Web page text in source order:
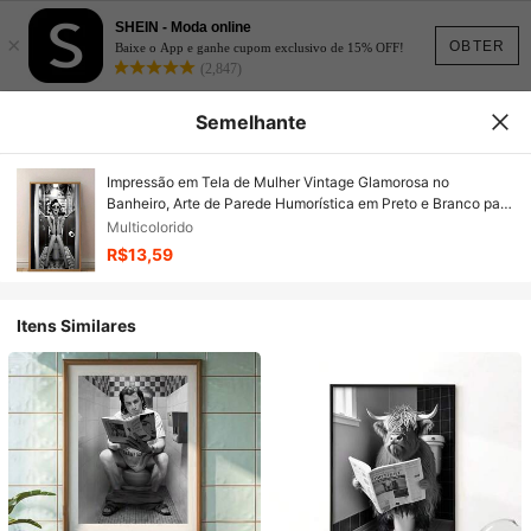
OBTER
×
SHEIN - Moda online
Baixe o App e ganhe cupom exclusivo de 15% OFF!
(2,847)
Semelhante
Impressão em Tela de Mulher Vintage Glamorosa no
Banheiro, Arte de Parede Humorística em Preto e Branco para
Decoração da Sala de Estar, Quarto, Escritório ou Sala de
Jantar, Decoração de Banheiro, 2D Plana, Perfeito para
Decoração de Ambiente, Moldura Opcional
Multicolorido
R$13,59
Itens Similares